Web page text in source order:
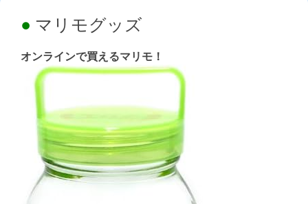
マリモグッズ
オンラインで買えるマリモ！